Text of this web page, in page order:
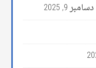
دسامبر 9, 2025